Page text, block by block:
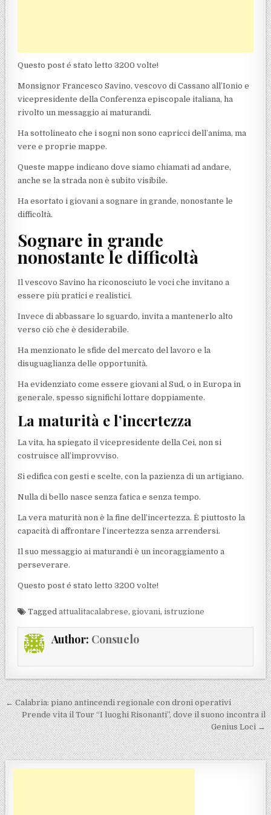
Questo post é stato letto 3200 volte!
Monsignor Francesco Savino, vescovo di Cassano all’Ionio e
vicepresidente della Conferenza episcopale italiana, ha
rivolto un messaggio ai maturandi.
Ha sottolineato che i sogni non sono capricci dell’anima, ma
vere e proprie mappe.
Queste mappe indicano dove siamo chiamati ad andare,
anche se la strada non è subito visibile.
Ha esortato i giovani a sognare in grande, nonostante le
difficoltà.
Sognare in grande
nonostante le difficoltà
Il vescovo Savino ha riconosciuto le voci che invitano a
essere più pratici e realistici.
Invece di abbassare lo sguardo, invita a mantenerlo alto
verso ciò che è desiderabile.
Ha menzionato le sfide del mercato del lavoro e la
disuguaglianza delle opportunità.
Ha evidenziato come essere giovani al Sud, o in Europa in
generale, spesso significhi lottare doppiamente.
La maturità e l’incertezza
La vita, ha spiegato il vicepresidente della Cei, non si
costruisce all’improvviso.
Si edifica con gesti e scelte, con la pazienza di un artigiano.
Nulla di bello nasce senza fatica e senza tempo.
La vera maturità non è la fine dell’incertezza. È piuttosto la
capacità di affrontare l’incertezza senza arrendersi.
Il suo messaggio ai maturandi è un incoraggiamento a
perseverare.
Questo post é stato letto 3200 volte!
Taggedattualitacalabrese,giovani,istruzione
Author: Consuelo
Navigazione articoli
← Calabria: piano antincendi regionale con droni operativi
Prende vita il Tour “I luoghi Risonanti”, dove il suono incontra il
Genius Loci →